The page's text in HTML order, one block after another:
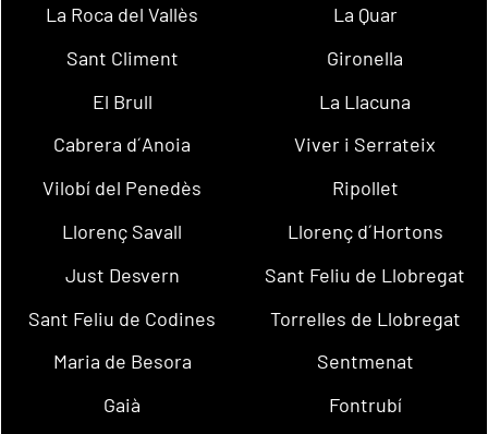
La Roca del Vallès
La Quar
Sant Climent
Gironella
El Brull
La Llacuna
Cabrera d´Anoia
Viver i Serrateix
Vilobí del Penedès
Ripollet
Llorenç Savall
Llorenç d´Hortons
Just Desvern
Sant Feliu de Llobregat
Sant Feliu de Codines
Torrelles de Llobregat
Maria de Besora
Sentmenat
Gaià
Fontrubí